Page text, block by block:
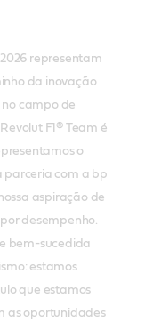
representam
da inovação
campo de
F1® Team é
o
parceria com a bp
aspiração de
desempenho.
bem-sucedida
estamos
que estamos
as oportunidades